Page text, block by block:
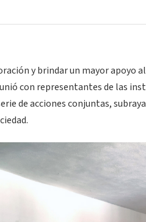
y brindar un mayor apoyo
con representantes de las
de acciones conjuntas,